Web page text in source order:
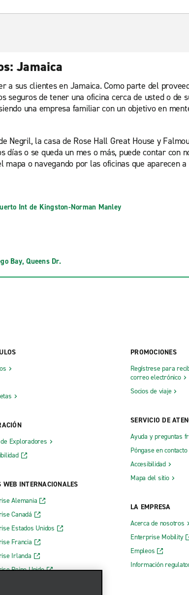
Jamaica
a sus clientes en Jamaica. Como parte del
seguros de tener una oficina cerca de usted o de
una empresa familiar con un objetivo en
Negril, la casa de Rose Hall Great House y
días o se queda un mes o más, puede contar
o navegando por las oficinas que aparecen
Int de Kingston-Norman Manley
Bay, Queens Dr.
Exploradores
WEB INTERNACIONALES
Alemania
Canadá
Estados Unidos
Francia
Irlanda
Reino Unido
PROMOCIONES
Regístrese para
correo electrónico
Socios de viaje
SERVICIO DE
Ayuda y preguntas
Póngase en
Accesibilidad
Mapa del sitio
LA EMPRESA
Acerca de nosotros
Enterprise Mobility
Empleos
Información